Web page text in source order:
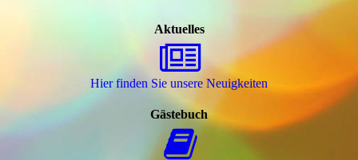
Aktuelles
Hier finden Sie unsere Neuigkeiten
Gästebuch